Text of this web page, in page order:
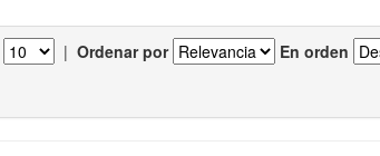
| Ordenar por En orden